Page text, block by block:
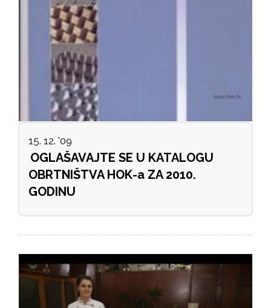
15. 12. '09
OGLAŠAVAJTE SE U KATALOGU
OBRTNIŠTVA HOK-a ZA 2010.
GODINU